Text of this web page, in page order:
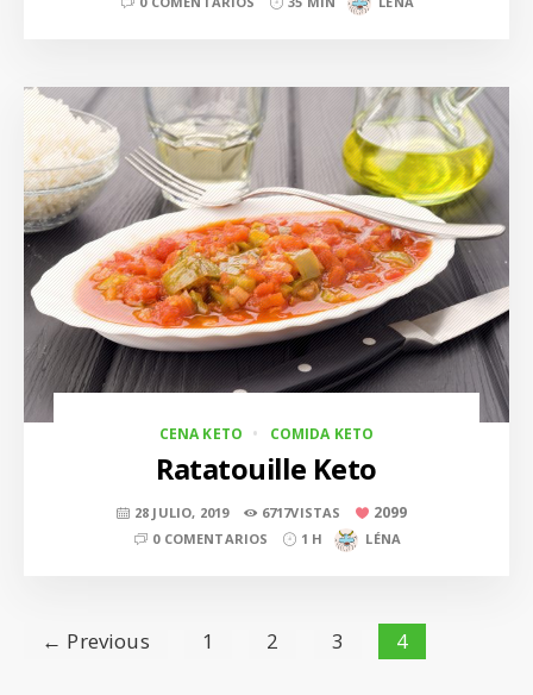
CENA KETO COMIDA KETO
Ratatouille Keto
28 JULIO, 2019 6717VISTAS 2099
0 COMENTARIOS 1 H LÉNA
← Previous 1 2 3 4